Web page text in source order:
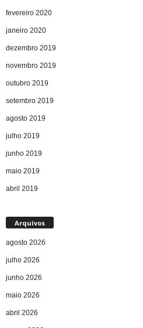
fevereiro 2020
janeiro 2020
dezembro 2019
novembro 2019
outubro 2019
setembro 2019
agosto 2019
julho 2019
junho 2019
maio 2019
abril 2019
Arquivos
agosto 2026
julho 2026
junho 2026
maio 2026
abril 2026